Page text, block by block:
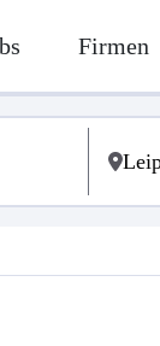
Firmen